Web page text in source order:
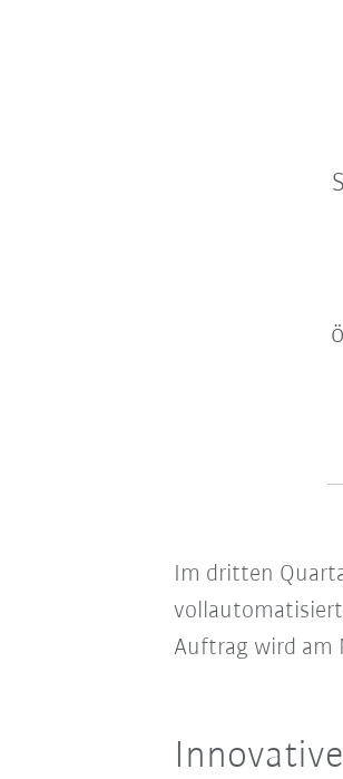
Im dritten
Auftrag wird am